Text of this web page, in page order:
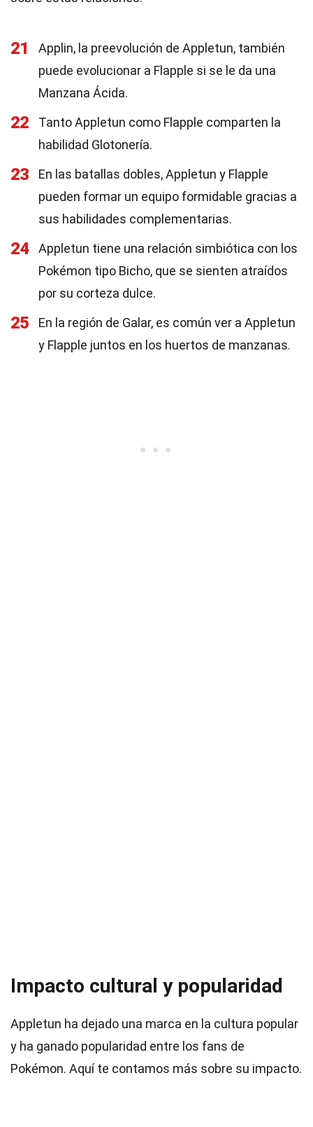
21
Applin, la preevolución de Appletun, también
puede evolucionar a Flapple si se le da una
Manzana Ácida.
22
Tanto Appletun como Flapple comparten la
habilidad Glotonería.
23
En las batallas dobles, Appletun y Flapple
pueden formar un equipo formidable gracias a
sus habilidades complementarias.
24
Appletun tiene una relación simbiótica con los
Pokémon tipo Bicho, que se sienten atraídos
por su corteza dulce.
25
En la región de Galar, es común ver a Appletun
y Flapple juntos en los huertos de manzanas.
Impacto cultural y popularidad
Appletun ha dejado una marca en la cultura popular
y ha ganado popularidad entre los fans de
Pokémon. Aquí te contamos más sobre su impacto.